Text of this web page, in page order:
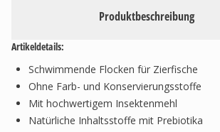
Produktbeschreibung
Artikeldetails:
Schwimmende Flocken für Zierfische
Ohne Farb- und Konservierungsstoffe
Mit hochwertigem Insektenmehl
Natürliche Inhaltsstoffe mit Prebiotika